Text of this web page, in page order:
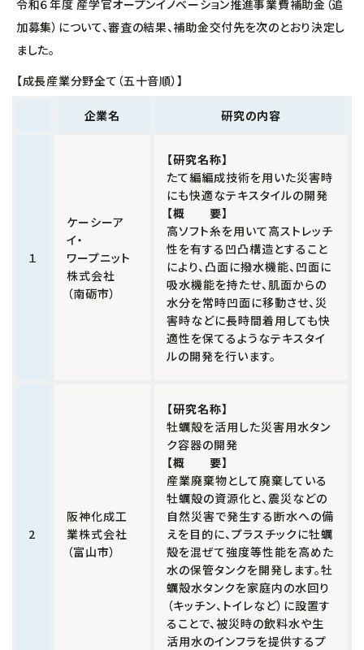
海外展開したい
新事業・販路開拓支援課
よろず支援拠点
国際経済交流センター
支援グループ
令和６年度 産学官オープンイノベーション推進事業費補助金（追
加募集）について、審査の結果、補助金交付先を次のとおり決定し
ました。
【成長産業分野全て（五十音順）】
企業名 研究の内容
１
ケーシーア
イ・
ワープニット
株式会社
（南砺市）
【研究名称】
たて編編成技術を用いた災害時
にも快適なテキスタイルの開発
【概 要】
高ソフト糸を用いて高ストレッチ
性を有する凹凸構造とすること
により、凸面に撥水機能、凹面に
吸水機能を持たせ、肌面からの
水分を常時凹面に移動させ、災
害時などに長時間着用しても快
適性を保てるようなテキスタイ
ルの開発を行います。
2
阪神化成工
業株式会社
（富山市）
【研究名称】
牡蠣殻を活用した災害用水タン
ク容器の開発
【概 要】
産業廃棄物として廃棄している
牡蠣殻の資源化と、震災などの
自然災害で発生する断水への備
えを目的に、プラスチックに牡蠣
殻を混ぜて強度等性能を高めた
水の保管タンクを開発します。牡
蠣殻水タンクを家庭内の水回り
（キッチン、トイレなど）に設置す
ることで、被災時の飲料水や生
活用水のインフラを提供するプ